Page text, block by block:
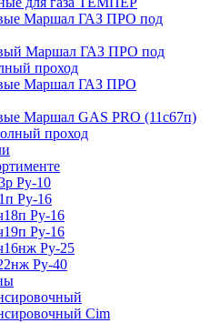
Маршал ГАЗ ПРО под
Маршал ГАЗ ПРО под
проход
Маршал ГАЗ ПРО
Маршал GAS PRO (11с67п)
проход
Ру-10
Ру-16
Ру-16
Ру-16
Ру-25
Ру-40
Cim